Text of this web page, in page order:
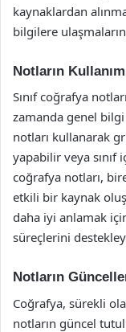
kaynaklardan
bilgilere
Notların
Sınıf coğrafya
zamanda genel
notları kullanarak
yapabilir veya sınıf
coğrafya notları,
etkili bir kaynak
daha iyi anlamak
süreçlerini
Notların
Coğrafya, sürekli
notların güncel